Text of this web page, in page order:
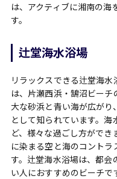
は、アクティブに湘南の
す。
辻堂海水浴場
リラックスできる辻堂海
は、片瀬西浜・鵠沼ビー
大な砂浜と青い海が広がり
として知られています。
ど、様々な過ごし方がで
に染まる空と海のコント
す。辻堂海水浴場は、都会
い人におすすめのビーチで